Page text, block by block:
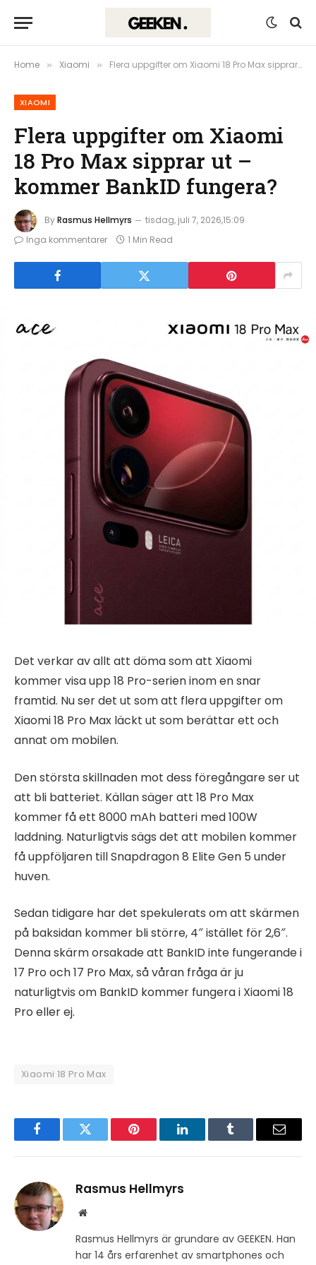
Home » Xiaomi » Flera uppgifter om Xiaomi 18 Pro Max sipprar ut – kommer BankID fungera?
XIAOMI
Flera uppgifter om Xiaomi
18 Pro Max sipprar ut –
kommer BankID fungera?
ByRasmus Hellmyrs
tisdag, juli 7, 2026,15:09
Inga kommentarer
1 Min Read
Det verkar av allt att döma som att Xiaomi
kommer visa upp 18 Pro-serien inom en snar
framtid. Nu ser det ut som att flera uppgifter om
Xiaomi 18 Pro Max läckt ut som berättar ett och
annat om mobilen.
Den största skillnaden mot dess föregångare ser ut
att bli batteriet. Källan säger att 18 Pro Max
kommer få ett 8000 mAh batteri med 100W
laddning. Naturligtvis sägs det att mobilen kommer
få uppföljaren till Snapdragon 8 Elite Gen 5 under
huven.
Sedan tidigare har det spekulerats om att skärmen
på baksidan kommer bli större, 4″ istället för 2,6″.
Denna skärm orsakade att BankID inte fungerande i
17 Pro och 17 Pro Max, så våran fråga är ju
naturligtvis om BankID kommer fungera i Xiaomi 18
Pro eller ej.
Xiaomi 18 Pro Max
FacebookTwitter Pinterest LinkedInTumblr Email
Rasmus Hellmyrs
Website
Rasmus Hellmyrs är grundare av GEEKEN. Han
har 14 års erfarenhet av smartphones och